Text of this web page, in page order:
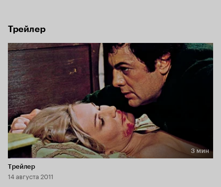
привлекают к расследованию экстрасенса.
Трейлер
Длительность 3 мин
3 мин
Трейлер
14 августа 2011